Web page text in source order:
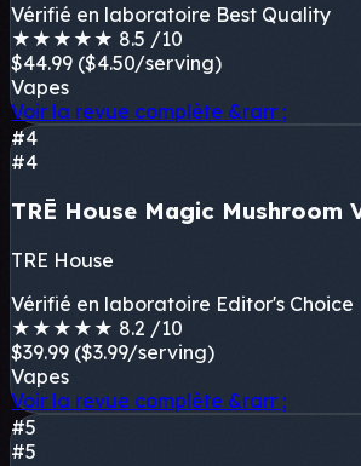
Vérifié en laboratoire Best Quality
★ ★ ★ ★ ★ 8.5 /10
$44.99 ($4.50/serving)
Vapes
Voir la revue complète &rarr ;
#4
#4
TRĒ House Magic Mushroom
TRE House
Vérifié en laboratoire Editor's Choice
★ ★ ★ ★ ★ 8.2 /10
$39.99 ($3.99/serving)
Vapes
Voir la revue complète &rarr ;
#5
#5